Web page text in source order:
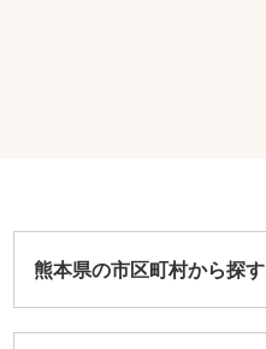
熊本県の市区町村から探す